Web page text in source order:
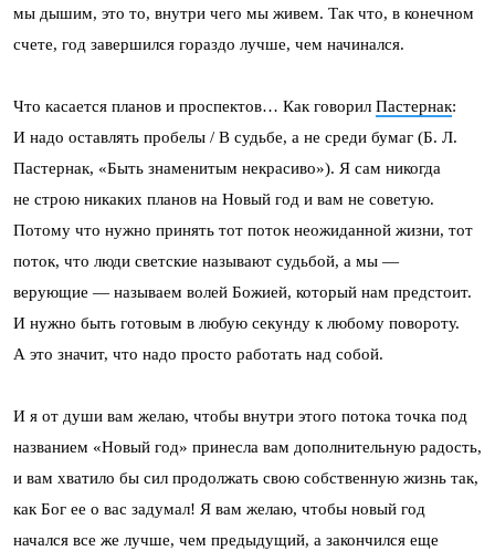
мы дышим, это то, внутри чего мы живем. Так что, в конечном
счете, год завершился гораздо лучше, чем начинался.
Что касается планов и проспектов… Как говорил Пастернак:
И надо оставлять пробелы / В судьбе, а не среди бумаг (Б. Л.
Пастернак, «Быть знаменитым некрасиво»). Я сам никогда
не строю никаких планов на Новый год и вам не советую.
Потому что нужно принять тот поток неожиданной жизни, тот
поток, что люди светские называют судьбой, а мы —
верующие — называем волей Божией, который нам предстоит.
И нужно быть готовым в любую секунду к любому повороту.
А это значит, что надо просто работать над собой.
И я от души вам желаю, чтобы внутри этого потока точка под
названием «Новый год» принесла вам дополнительную радость,
и вам хватило бы сил продолжать свою собственную жизнь так,
как Бог ее о вас задумал! Я вам желаю, чтобы новый год
начался все же лучше, чем предыдущий, а закончился еще